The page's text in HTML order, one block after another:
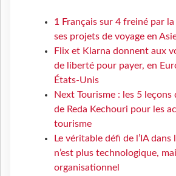
1 Français sur 4 freiné par
ses projets de voyage en
Flix et Klarna donnent aux
de liberté pour payer, en
États-Unis
Next Tourisme : les 5 leçons
de Reda Kechouri pour les
tourisme
Le véritable défi de l’IA
n’est plus technologique,
organisationnel